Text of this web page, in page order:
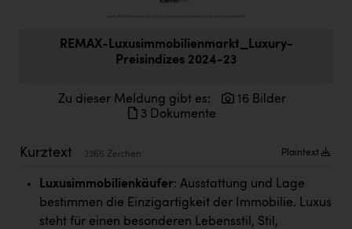
ERLUS AG
Firmenradl
HIG Infomotion Group
IFE Austria GmbH
Immotech
REMAX-Luxusimmobilienmarkt_Luxury-
Preisindizes 2024-23
Zu dieser Meldung gibt es:
16 Bilder
3 Dokumente
Kurztext 2365 Zeichen Plaintext
Luxusimmobilienkäufer: Ausstattung und Lage
bestimmen die Einzigartigkeit der Immobilie. Luxus
steht für einen besonderen Lebensstil, Stil,